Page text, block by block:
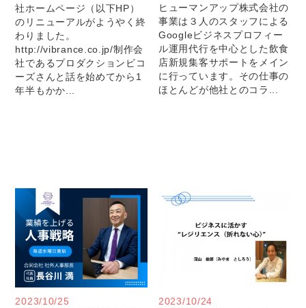
社ホームページ（以下HP）
のリニューアルがようやく終
わりました。
http://vibrance.co.jp/制作会
社であるプロダクションビコ
ーズさんと話を始めてから1
年半もかか...
ヒューマンアップ株式会社の
事業は３人のスタッフによる
Googleビジネスプロフィー
ル運用代行を中心とした飲食
店新規集客サポートをメイン
に行っています。その仕事の
ほとんどが他社とのコラ...
2023/10/25 2023/10/24